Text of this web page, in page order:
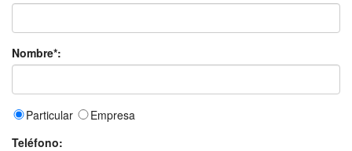
Nombre*:
Particular
Empresa
Teléfono: